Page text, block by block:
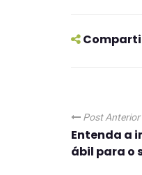
Post Anterior
Entenda a
ábil para o